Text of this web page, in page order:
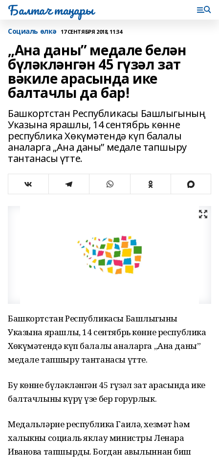
Балтач таңнары
Социаль өлкә 17 СЕНТЯБРЯ 2018, 11:34
„Ана даны” медале белән
бүләкләнгән 45 гүзәл зат
вәкиле арасында ике
балтачлы да бар!
Башкортстан Республикасы Башлыгының
Указына ярашлы, 14 сентябрь көнне
республика Хөкүмәтендә күп балалы
аналарга „Ана даны” медале тапшыру
тантанасы үтте.
Башкортстан Республикасы Башлыгының
Указына ярашлы, 14 сентябрь көнне республика
Хөкүмәтендә күп балалы аналарга „Ана даны”
медале тапшыру тантанасы үтте.
Бу көнне бүләкләнгән 45 гүзәл зат арасында ике
балтачлыны күрү үзе бер горурлык.
Медальләрне республика Гаилә, хезмәт һәм
халыкны социаль яклау министры Ленара
Иванова тапшырды. Богдан авылыннан биш